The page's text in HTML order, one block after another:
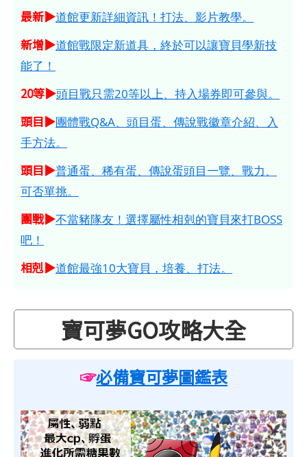
最新▶道館更新詳細資訊！打法、影片教學。
新增▶道館戰限定新道具，終於可以讓寶貝學新技
能了！
20等▶頭目戰只需20等以上、持入場券即可參與。
頭目▶團體戰Q&A、頭目蛋、傳說戰徽章介紹、入
手方法。
頭目▶普通蛋、稀有蛋、傳說蛋頭目一覽、戰力、
可否單挑。
團戰▶不當豬隊友！選擇屬性相剋的寶貝來打BOSS
吧！
相剋▶道館最強10大寶貝，培養、打法。
寶可夢GO攻略大全
☞必備寶可夢圖鑑表